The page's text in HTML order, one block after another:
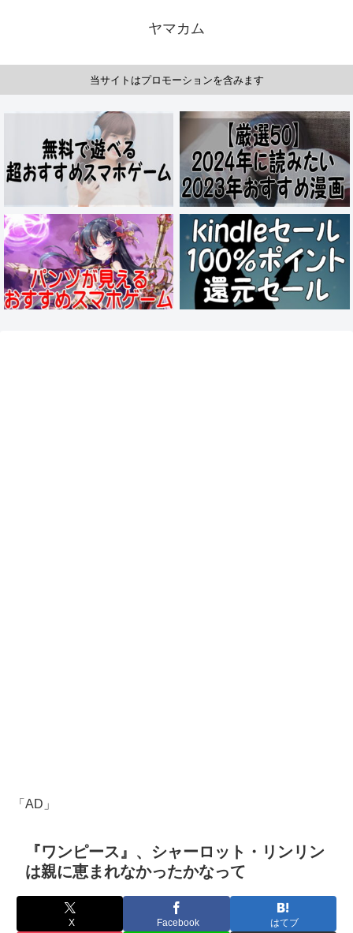
ヤマカム
当サイトはプロモーションを含みます
「AD」
『ワンピース』、シャーロット・リンリン
は親に恵まれなかったかなって
X Facebook はてブ